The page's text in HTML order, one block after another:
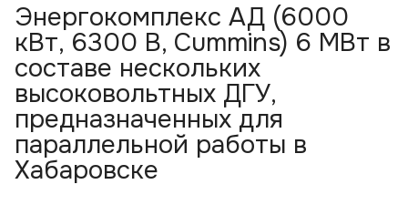
Энергокомплекс АД (6000
кВт, 6300 В, Cummins) 6 МВт в
составе нескольких
высоковольтных ДГУ,
предназначенных для
параллельной работы в
Хабаровске